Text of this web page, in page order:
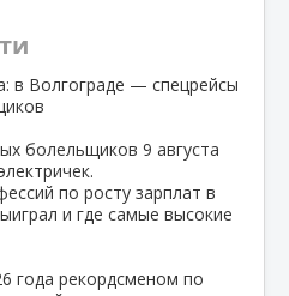
в Волгограде — спецрейсы
болельщиков 9 августа
по росту зарплат в
и где самые высокие
года рекордсменом по